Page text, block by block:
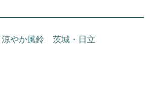
涼やか風鈴 茨城・日立